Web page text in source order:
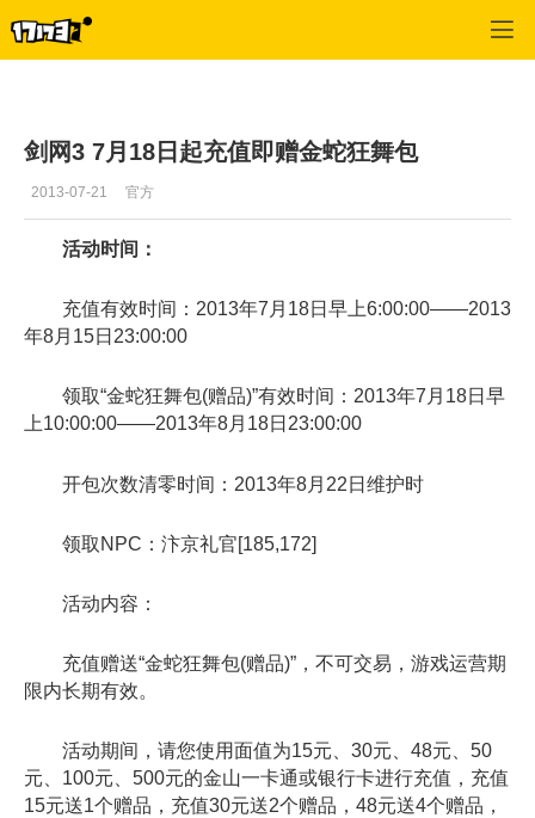
剑网3 7月18日起充值即赠金蛇狂舞包
2013-07-21 官方
活动时间：
充值有效时间：2013年7月18日早上6:00:00——2013
年8月15日23:00:00
领取“金蛇狂舞包(赠品)”有效时间：2013年7月18日早
上10:00:00——2013年8月18日23:00:00
开包次数清零时间：2013年8月22日维护时
领取NPC：汴京礼官[185,172]
活动内容：
充值赠送“金蛇狂舞包(赠品)”，不可交易，游戏运营期
限内长期有效。
活动期间，请您使用面值为15元、30元、48元、50
元、100元、500元的金山一卡通或银行卡进行充值，充值
15元送1个赠品，充值30元送2个赠品，48元送4个赠品，